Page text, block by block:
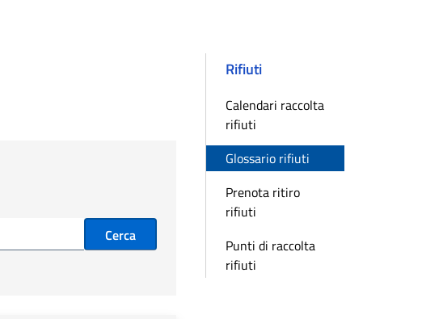
Cerca
Rifiuti
Calendari raccolta
rifiuti
Glossario rifiuti
Prenota ritiro
rifiuti
Punti di raccolta
rifiuti